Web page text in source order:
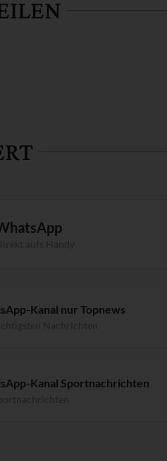
aufs Handy
Kanal nur Topnews
Kanal Sportnachrichten